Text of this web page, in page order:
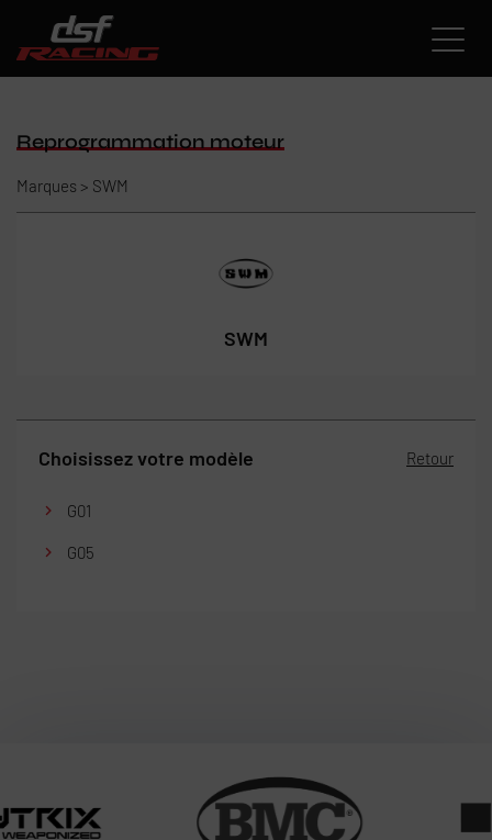
Reprogrammation moteur
Marques > SWM
SWM
Choisissez votre modèle Retour
G01
G05